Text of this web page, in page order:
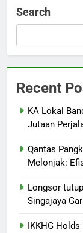
Search
Recent
KA Lokal
Jutaan
Qantas
Melonjak:
Longsor
Singajaya
IKKHG